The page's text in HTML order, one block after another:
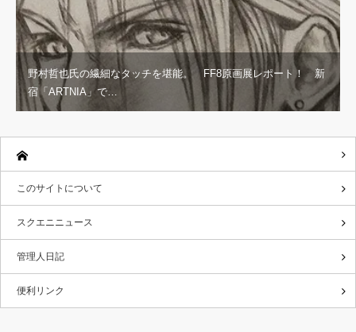
野村哲也氏の繊細なタッチを堪能。 FF8原画展レポート！ 新
宿「ARTNIA」で…
このサイトについて
スクエニニュース
管理人日記
便利リンク